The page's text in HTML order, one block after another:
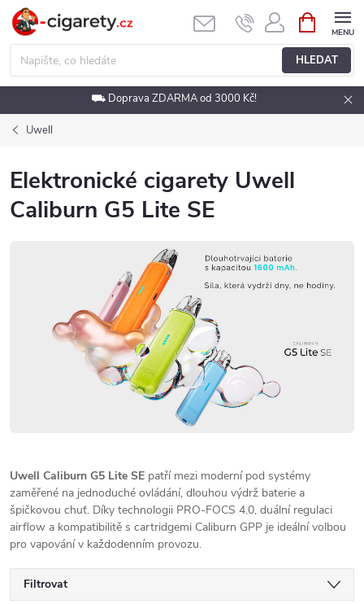
Přejít
obsah
HLEDAT
NÁKUPNÍ
KOŠÍK
⛟ Doprava ZDARMA od 3000 Kč!
Uwell
Elektronické cigarety Uwell
Caliburn G5 Lite SE
Uwell Caliburn G5 Lite SE patří mezi moderní pod systémy
zaměřené na jednoduché ovládání, dlouhou výdrž baterie a
špičkovou chuť. Díky technologii PRO-FOCS 4.0, duální regulaci
airflow a kompatibilitě s cartridgemi Caliburn GPP je ideální volbou
pro vapování v každodenním provozu.
Filtrovat